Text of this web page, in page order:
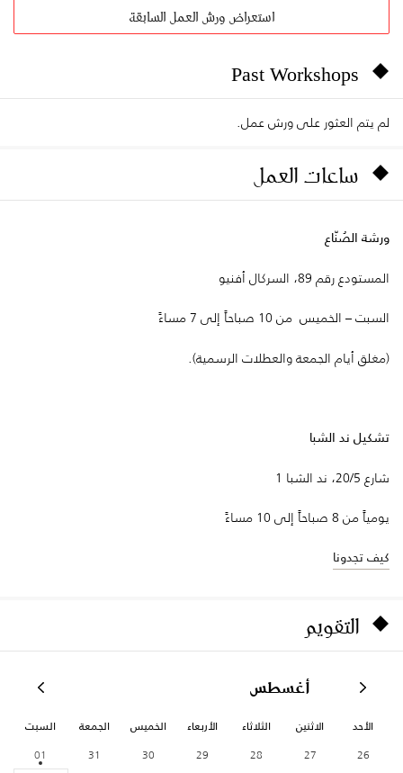
استعراض ورش العمل السابقة
Past Workshops
لم يتم العثور على ورش عمل.
ساعات العمل
ورشة الصُنّاع
المستودع رقم 89، السركال أفنيو
السبت – الخميس من 10 صباحاً إلى 7 مساءً
(مغلق أيام الجمعة والعطلات الرسمية).
تشكيل ند الشبا
شارع 20/5، ند الشبا 1
يومياً من 8 صباحاً إلى 10 مساءً
كيف تجدونا
التقويم
أغسطس
الأحد الاثنين الثلاثاء الأربعاء الخميس الجمعة السبت
26
27
28
29
30
31
01